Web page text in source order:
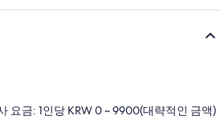
요금: 1인당 KRW 0 ~ 9900(대략적인 금액)